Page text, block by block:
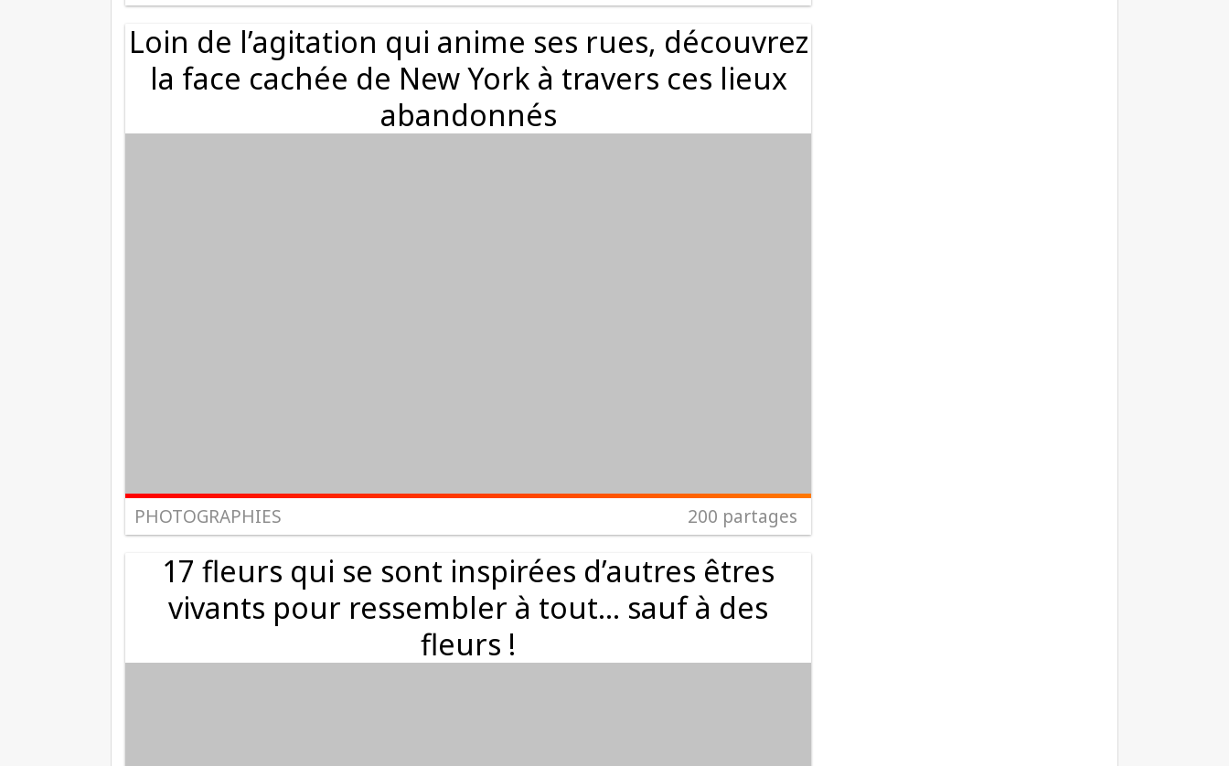
Loin de l’agitation qui anime ses rues, découvrez
la face cachée de New York à travers ces lieux
abandonnés
PHOTOGRAPHIES 200 partages
17 fleurs qui se sont inspirées d’autres êtres
vivants pour ressembler à tout… sauf à des
fleurs !